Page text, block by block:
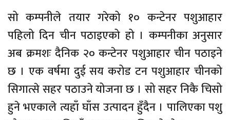
सो कम्पनीले तयार गरेको १० कन्टेनर पशुआहार
पहिलो दिन चीन पठाइएको हो । कम्पनीका अनुसार
अब क्रमशः दैनिक २० कन्टेनर पशुआहार चीन पठाइने
छ । एक वर्षमा दुई सय करोड टन पशुआहार चीनको
सिगात्से सहर पठाउने योजना छ । सो सहर निकै चिसो
हुने भएकाले त्यहाँ घाँस उत्पादन हुँदैन । पालिएका पशु